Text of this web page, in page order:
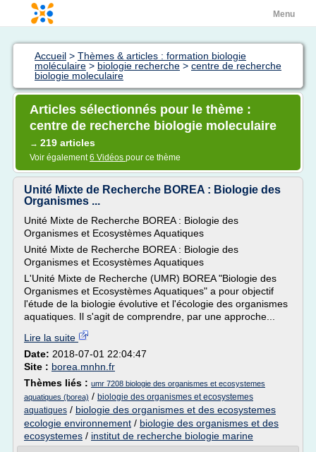
Menu
Accueil > Thèmes & articles : formation biologie
moléculaire > biologie recherche > centre de recherche
biologie moleculaire
Articles sélectionnés pour le thème :
centre de recherche biologie moleculaire
→ 219 articles
Voir également6 Vidéos pour ce thème
Unité Mixte de Recherche BOREA : Biologie des
Organismes ...
Unité Mixte de Recherche BOREA : Biologie des
Organismes et Ecosystèmes Aquatiques
Unité Mixte de Recherche BOREA : Biologie des
Organismes et Ecosystèmes Aquatiques
L'Unité Mixte de Recherche (UMR) BOREA "Biologie des
Organismes et Ecosystèmes Aquatiques" a pour objectif
l'étude de la biologie évolutive et l'écologie des organismes
aquatiques. Il s'agit de comprendre, par une approche...
Lire la suite
Date: 2018-07-01 22:04:47
Site : borea.mnhn.fr
Thèmes liés : umr 7208 biologie des organismes et ecosystemes
aquatiques (borea) / biologie des organismes et ecosystemes
aquatiques / biologie des organismes et des ecosystemes
ecologie environnement / biologie des organismes et des
ecosystemes / institut de recherche biologie marine